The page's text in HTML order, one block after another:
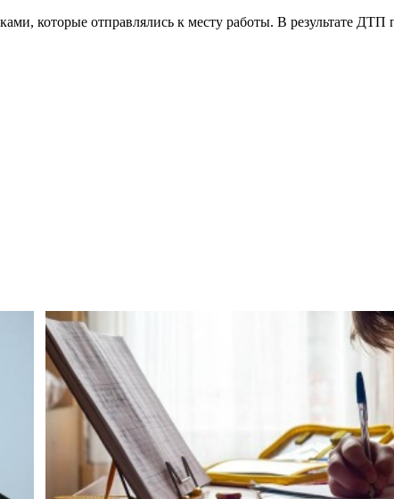
которые отправлялись к месту работы. В результате